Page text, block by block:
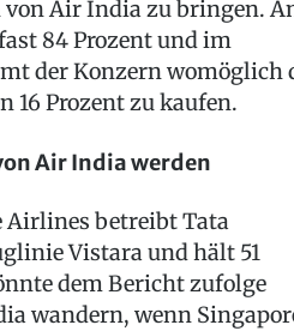
von Air India zu bringen.
84 Prozent und im
der Konzern womöglich
16 Prozent zu kaufen.
Air India werden
Airlines betreibt Tata
Vistara und hält 51
dem Bericht zufolge
wandern, wenn